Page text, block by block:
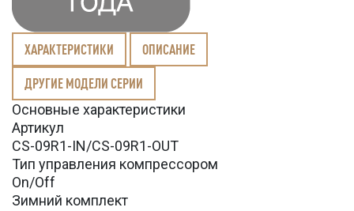
ХАРАКТЕРИСТИКИ ОПИСАНИЕ
ДРУГИЕ МОДЕЛИ СЕРИИ
Основные характеристики
Артикул
CS-09R1-IN/CS-09R1-OUT
Тип управления компрессором
On/Off
Зимний комплект